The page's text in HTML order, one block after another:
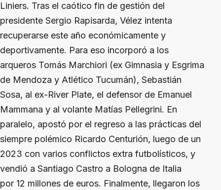
Liniers. Tras el caótico fin de gestión del
presidente Sergio Rapisarda, Vélez intenta
recuperarse este año económicamente y
deportivamente. Para eso incorporó a los
arqueros Tomás Marchiori (ex Gimnasia y Esgrima
de Mendoza y Atlético Tucumán), Sebastián
Sosa, al ex-River Plate, el defensor de Emanuel
Mammana y al volante Matías Pellegrini. En
paralelo, apostó por el regreso a las prácticas del
siempre polémico Ricardo Centurión, luego de un
2023 con varios conflictos extra futbolísticos, y
vendió a Santiago Castro a Bologna de Italia
por 12 millones de euros. Finalmente, llegaron los